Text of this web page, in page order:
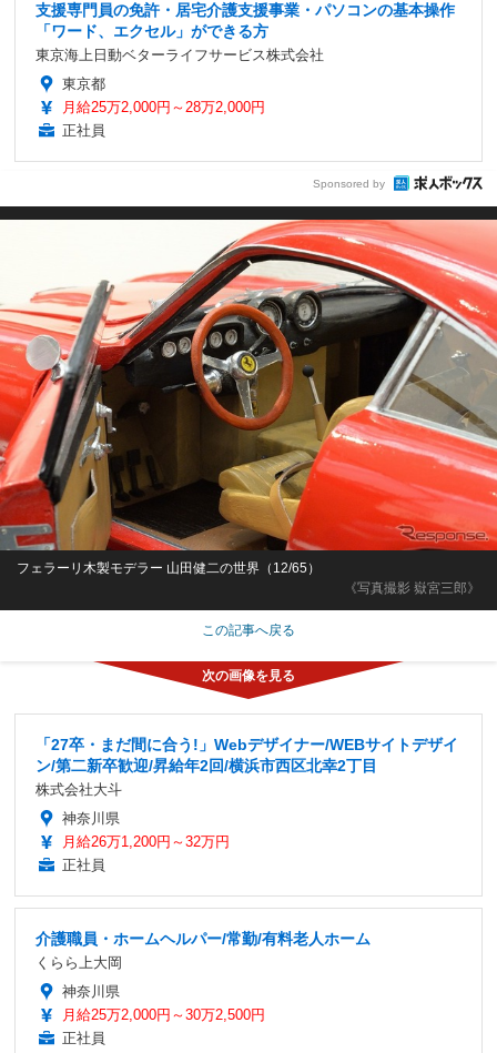
支援専門員の免許・居宅介護支援事業・パソコンの基本操作
「ワード、エクセル」ができる方
東京海上日動ベターライフサービス株式会社
東京都
月給25万2,000円～28万2,000円
正社員
Sponsored by
《写真撮影 嶽宮三郎》
フェラーリ木製モデラー 山田健二の世界（12/65）
この記事へ戻る
「27卒・まだ間に合う!」Webデザイナー/WEBサイトデザイ
ン/第二新卒歓迎/昇給年2回/横浜市西区北幸2丁目
株式会社大斗
神奈川県
月給26万1,200円～32万円
正社員
介護職員・ホームヘルパー/常勤/有料老人ホーム
くらら上大岡
神奈川県
月給25万2,000円～30万2,500円
正社員